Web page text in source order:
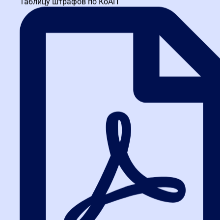
Электронный
аукцион
качество
при плохом
Профессиональная
Длительные
сроки
проведения
семинары,
вебинары
Корпоративное
обучение,
стратегическое
партнерство
Ошибки поставщиков и
заказчиков: как их избежать
На практике мы часто сталкиваемся с типичными ошибками.
Заказчики экономят на подготовке технического задания, в
результате получают формальное обучение без практической